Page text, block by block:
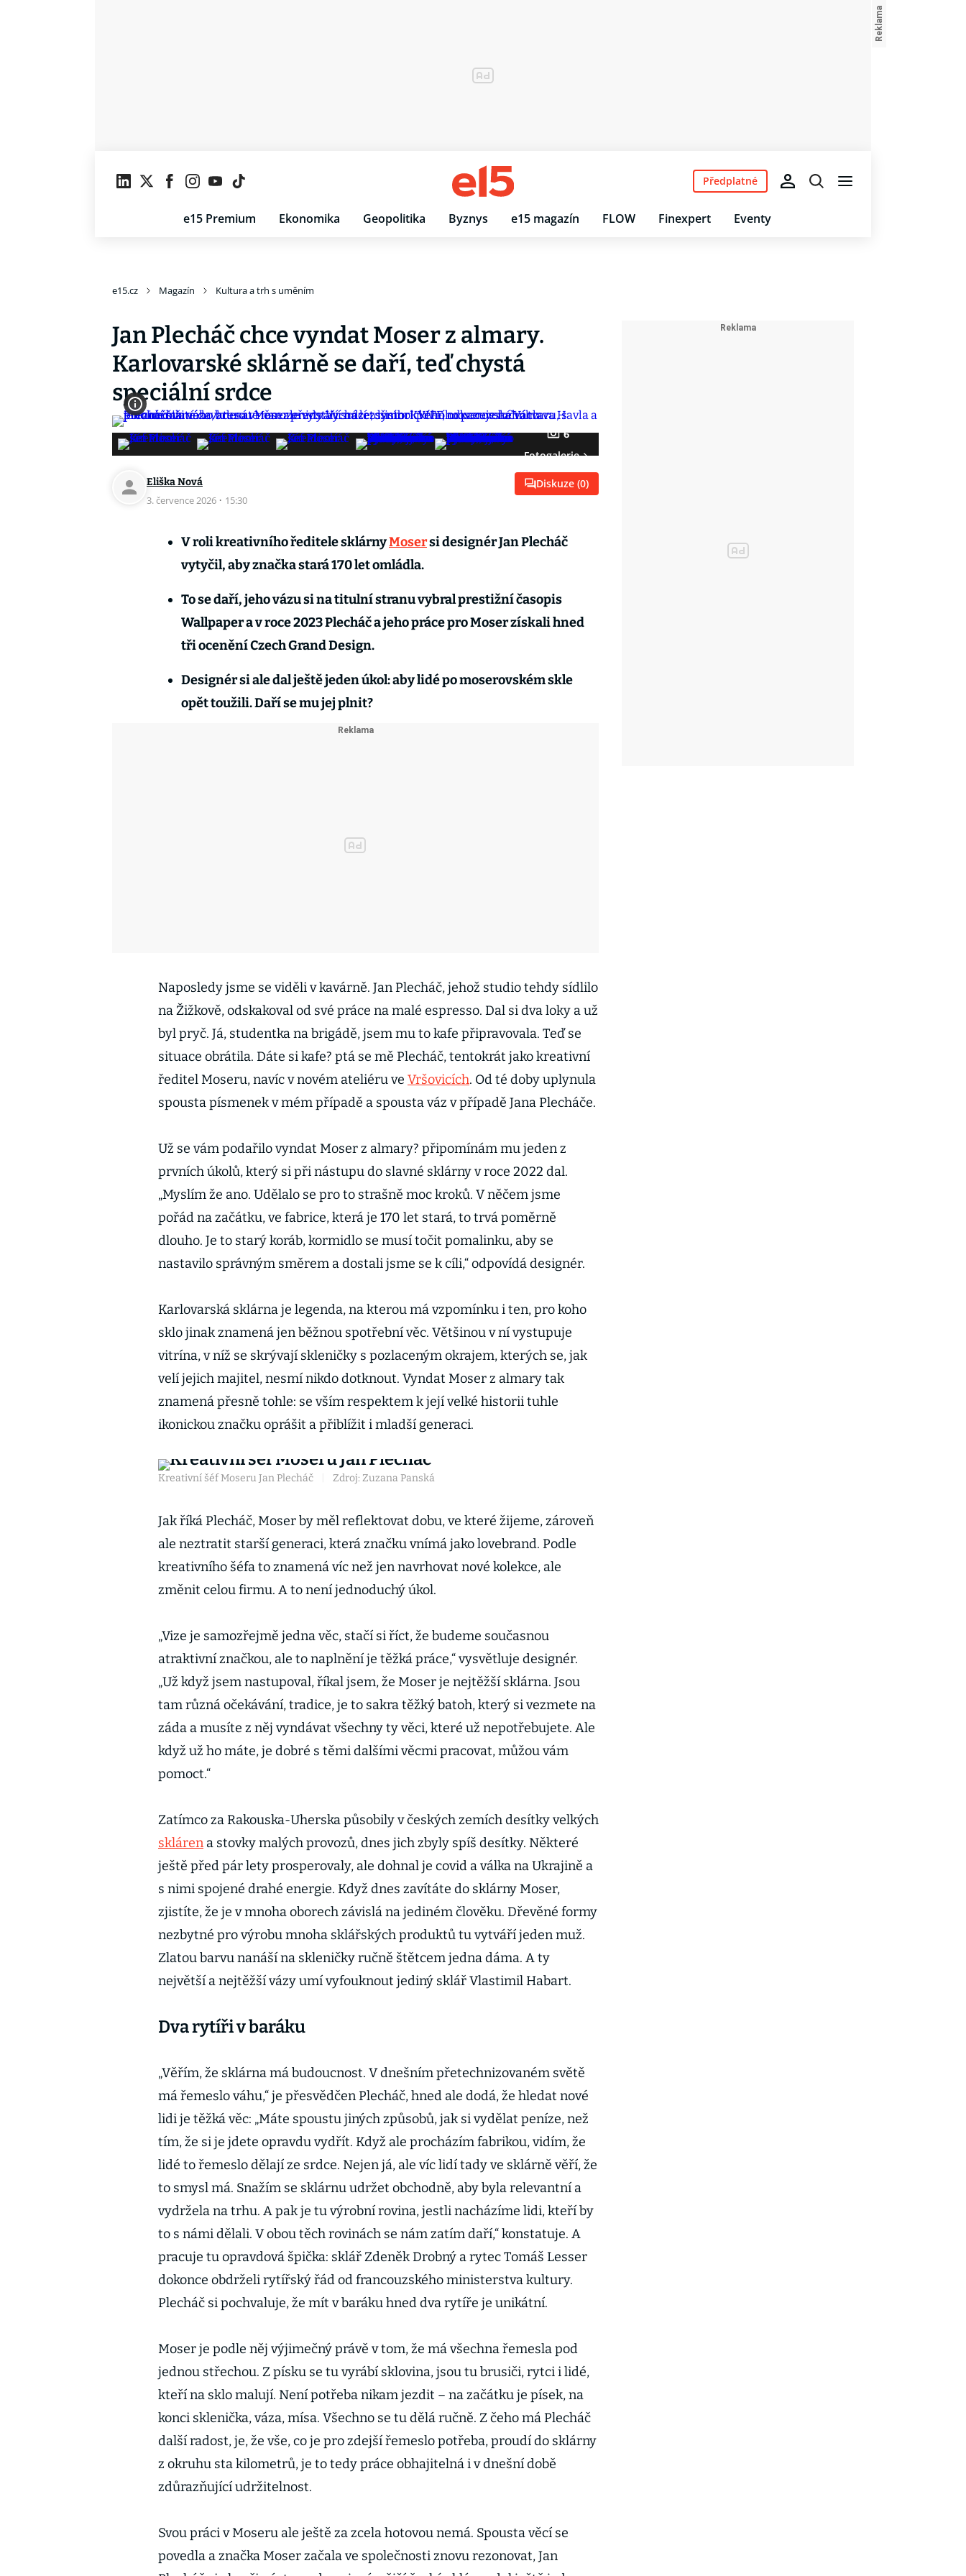
e15 Premium Ekonomika Geopolitika Byznys e15 magazín FLOW Finexpert Eventy
Předplatné
e15.cz Magazín Kultura a trh s uměním
Jan Plecháč chce vyndat Moser z almary.
Karlovarské sklárně se daří, teď chystá
speciální srdce
6
Fotogalerie
Eliška Nová
3. července 2026 · 15:30
Diskuze (0)
V roli kreativního ředitele sklárnyMosersi designér Jan Plecháč
vytyčil, aby značka stará 170 let omládla.
To se daří, jeho vázu si na titulní stranu vybral prestižní časopis
Wallpaper a v roce 2023 Plecháč a jeho práce pro Moser získali hned
tři ocenění Czech Grand Design.
Designér si ale dal ještě jeden úkol: aby lidé po moserovském skle
opět toužili. Daří se mu jej plnit?
Naposledy jsme se viděli v kavárně. Jan Plecháč, jehož studio tehdy sídlilo
na Žižkově, odskakoval od své práce na malé espresso. Dal si dva loky a už
byl pryč. Já, studentka na brigádě, jsem mu to kafe připravovala. Teď se
situace obrátila. Dáte si kafe? ptá se mě Plecháč, tentokrát jako kreativní
ředitel Moseru, navíc v novém ateliéru ve Vršovicích. Od té doby uplynula
spousta písmenek v mém případě a spousta váz v případě Jana Plecháče.
Už se vám podařilo vyndat Moser z almary? připomínám mu jeden z
prvních úkolů, který si při nástupu do slavné sklárny v roce 2022 dal.
„Myslím že ano. Udělalo se pro to strašně moc kroků. V něčem jsme
pořád na začátku, ve fabrice, která je 170 let stará, to trvá poměrně
dlouho. Je to starý koráb, kormidlo se musí točit pomalinku, aby se
nastavilo správným směrem a dostali jsme se k cíli,“ odpovídá designér.
Karlovarská sklárna je legenda, na kterou má vzpomínku i ten, pro koho
sklo jinak znamená jen běžnou spotřební věc. Většinou v ní vystupuje
vitrína, v níž se skrývají skleničky s pozlaceným okrajem, kterých se, jak
velí jejich majitel, nesmí nikdo dotknout. Vyndat Moser z almary tak
znamená přesně tohle: se vším respektem k její velké historii tuhle
ikonickou značku oprášit a přiblížit i mladší generaci.
Kreativní šéf Moseru Jan Plecháč Zdroj: Zuzana Panská
Jak říká Plecháč, Moser by měl reflektovat dobu, ve které žijeme, zároveň
ale neztratit starší generaci, která značku vnímá jako lovebrand. Podle
kreativního šéfa to znamená víc než jen navrhovat nové kolekce, ale
změnit celou firmu. A to není jednoduchý úkol.
„Vize je samozřejmě jedna věc, stačí si říct, že budeme současnou
atraktivní značkou, ale to naplnění je těžká práce,“ vysvětluje designér.
„Už když jsem nastupoval, říkal jsem, že Moser je nejtěžší sklárna. Jsou
tam různá očekávání, tradice, je to sakra těžký batoh, který si vezmete na
záda a musíte z něj vyndávat všechny ty věci, které už nepotřebujete. Ale
když už ho máte, je dobré s těmi dalšími věcmi pracovat, můžou vám
pomoct.“
Zatímco za Rakouska-Uherska působily v českých zemích desítky velkých
skláren a stovky malých provozů, dnes jich zbyly spíš desítky. Některé
ještě před pár lety prosperovaly, ale dohnal je covid a válka na Ukrajině a
s nimi spojené drahé energie. Když dnes zavítáte do sklárny Moser,
zjistíte, že je v mnoha oborech závislá na jediném člověku. Dřevěné formy
nezbytné pro výrobu mnoha sklářských produktů tu vytváří jeden muž.
Zlatou barvu nanáší na skleničky ručně štětcem jedna dáma. A ty
největší a nejtěžší vázy umí vyfouknout jediný sklář Vlastimil Habart.
Dva rytíři v baráku
„Věřím, že sklárna má budoucnost. V dnešním přetechnizovaném světě
má řemeslo váhu,“ je přesvědčen Plecháč, hned ale dodá, že hledat nové
lidi je těžká věc: „Máte spoustu jiných způsobů, jak si vydělat peníze, než
tím, že si je jdete opravdu vydřít. Když ale procházím fabrikou, vidím, že
lidé to řemeslo dělají ze srdce. Nejen já, ale víc lidí tady ve sklárně věří, že
to smysl má. Snažím se sklárnu udržet obchodně, aby byla relevantní a
vydržela na trhu. A pak je tu výrobní rovina, jestli nacházíme lidi, kteří by
to s námi dělali. V obou těch rovinách se nám zatím daří,“ konstatuje. A
pracuje tu opravdová špička: sklář Zdeněk Drobný a rytec Tomáš Lesser
dokonce obdrželi rytířský řád od francouzského ministerstva kultury.
Plecháč si pochvaluje, že mít v baráku hned dva rytíře je unikátní.
Moser je podle něj výjimečný právě v tom, že má všechna řemesla pod
jednou střechou. Z písku se tu vyrábí sklovina, jsou tu brusiči, rytci i lidé,
kteří na sklo malují. Není potřeba nikam jezdit – na začátku je písek, na
konci sklenička, váza, mísa. Všechno se tu dělá ručně. Z čeho má Plecháč
další radost, je, že vše, co je pro zdejší řemeslo potřeba, proudí do sklárny
z okruhu sta kilometrů, je to tedy práce obhajitelná i v dnešní době
zdůrazňující udržitelnost.
Svou práci v Moseru ale ještě za zcela hotovou nemá. Spousta věcí se
povedla a značka Moser začala ve společnosti znovu rezonovat, Jan